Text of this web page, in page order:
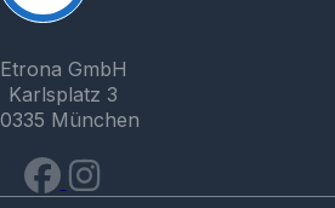
Etrona GmbH
Karlsplatz 3
München